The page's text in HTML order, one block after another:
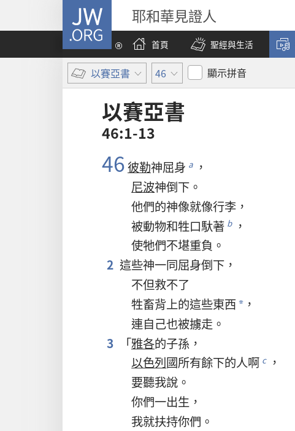
JW.ORG 耶和華見證人
首頁
聖經與生活
以賽亞書 46 顯示拼音
以賽亞書
46:1-13
46彼勒神屈身 a ，
尼波神倒下 。
他們的神像就像行李 ，
被動物和牲口馱著 b ，
使牠們不堪重負 。
2 這些神一同屈身倒下 ，
不但救不了
牲畜背上的這些東西 * ，
連自己也被擄走 。
3
「雅各的子孫 ，
以色列國所有餘下的人啊 c ，
要聽我說 。
你們一出生 ，
我就扶持你們 。